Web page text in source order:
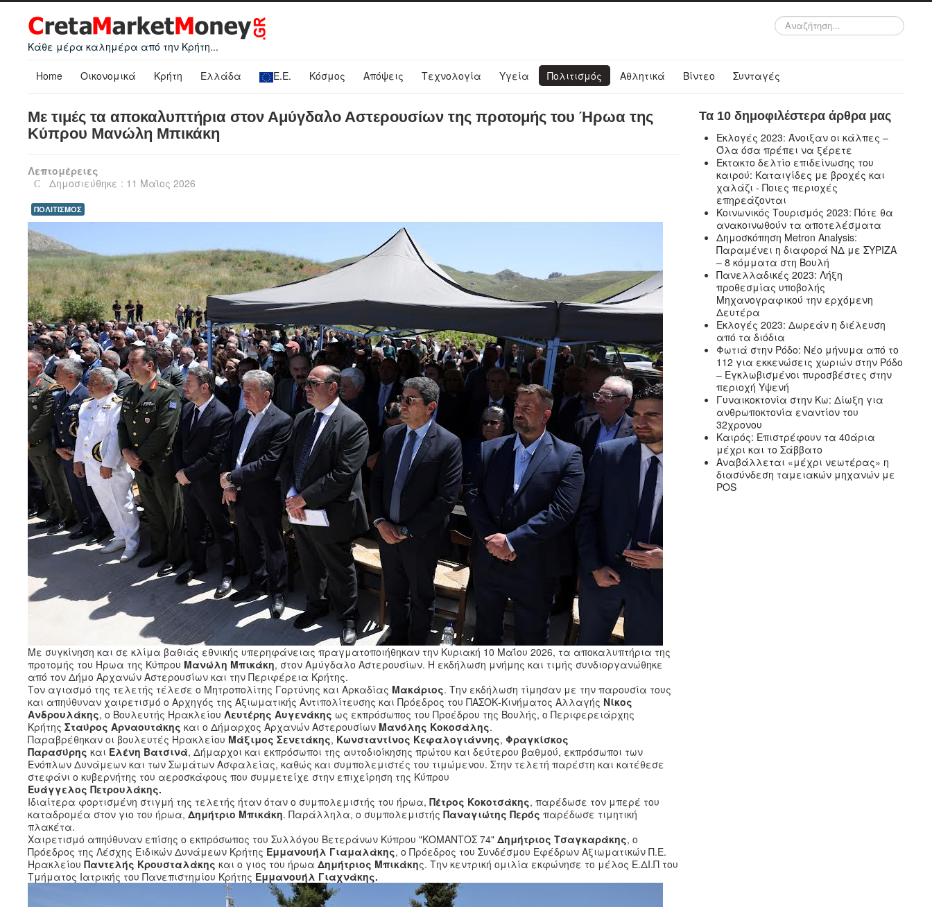
Κάθε μέρα καλημέρα από την Κρήτη...
Αναζήτηση...
Home Οικονομικά Κρήτη Ελλάδα Ε.Ε. Κόσμος Απόψεις Τεχνολογία Υγεία Πολιτισμός Αθλητικά Βίντεο Συνταγές
Με τιμές τα αποκαλυπτήρια στον Αμύγδαλο Αστερουσίων της προτομής του Ήρωα της
Κύπρου Μανώλη Μπικάκη
Λεπτομέρειες
Δημοσιεύθηκε : 11 Μαϊος 2026
ΠΟΛΙΤΙΣΜΟΣ
Με συγκίνηση και σε κλίμα βαθιάς εθνικής υπερηφάνειας πραγματοποιήθηκαν την Κυριακή 10 Μαΐου 2026, τα αποκαλυπτήρια της
προτομής του Ήρωα της Κύπρου Μανώλη Μπικάκη, στον Αμύγδαλο Αστερουσίων. Η εκδήλωση μνήμης και τιμής συνδιοργανώθηκε
από τον Δήμο Αρχανών Αστερουσίων και την Περιφέρεια Κρήτης.
Τον αγιασμό της τελετής τέλεσε ο Μητροπολίτης Γορτύνης και Αρκαδίας Μακάριος. Την εκδήλωση τίμησαν με την παρουσία τους
και απηύθυναν χαιρετισμό ο Αρχηγός της Αξιωματικής Αντιπολίτευσης και Πρόεδρος του ΠΑΣΟΚ-Κινήματος Αλλαγής Νίκος
Ανδρουλάκης, ο Βουλευτής Ηρακλείου Λευτέρης Αυγενάκης ως εκπρόσωπος του Προέδρου της Βουλής, ο Περιφερειάρχης
Κρήτης Σταύρος Αρναουτάκης και ο Δήμαρχος Αρχανών Αστερουσίων Μανόλης Κοκοσάλης.
Παραβρέθηκαν οι βουλευτές Ηρακλείου Μάξιμος Σενετάκης, Κωνσταντίνος Κεφαλογιάννης, Φραγκίσκος
Παρασύρης και Ελένη Βατσινά, Δήμαρχοι και εκπρόσωποι της αυτοδιοίκησης πρώτου και δεύτερου βαθμού, εκπρόσωποι των
Ενόπλων Δυνάμεων και των Σωμάτων Ασφαλείας, καθώς και συμπολεμιστές του τιμώμενου. Στην τελετή παρέστη και κατέθεσε
στεφάνι ο κυβερνήτης του αεροσκάφους που συμμετείχε στην επιχείρηση της Κύπρου
Ευάγγελος Πετρουλάκης.
Ιδιαίτερα φορτισμένη στιγμή της τελετής ήταν όταν ο συμπολεμιστής του ήρωα, Πέτρος Κοκοτσάκης, παρέδωσε τον μπερέ του
καταδρομέα στον γιο του ήρωα, Δημήτριο Μπικάκη. Παράλληλα, ο συμπολεμιστής Παναγιώτης Περός παρέδωσε τιμητική
πλακέτα.
Χαιρετισμό απηύθυναν επίσης ο εκπρόσωπος του Συλλόγου Βετεράνων Κύπρου "ΚΟΜΑΝΤΟΣ 74" Δημήτριος Τσαγκαράκης, ο
Πρόεδρος της Λέσχης Ειδικών Δυνάμεων Κρήτης Εμμανουήλ Γιαμαλάκης, ο Πρόεδρος του Συνδέσμου Εφέδρων Αξιωματικών Π.Ε.
Ηρακλείου Παντελής Κρουσταλάκης και ο γιος του ήρωα Δημήτριος Μπικάκης. Την κεντρική ομιλία εκφώνησε το μέλος Ε.ΔΙ.Π του
Τμήματος Ιατρικής του Πανεπιστημίου Κρήτης Εμμανουήλ Γιαχνάκης.
Τα 10 δημοφιλέστερα άρθρα μας
Εκλογές 2023: Άνοιξαν οι κάλπες –
Όλα όσα πρέπει να ξέρετε
Έκτακτο δελτίο επιδείνωσης του
καιρού: Καταιγίδες με βροχές και
χαλάζι - Ποιες περιοχές
επηρεάζονται
Κοινωνικός Τουρισμός 2023: Πότε θα
ανακοινωθούν τα αποτελέσματα
Δημοσκόπηση Metron Analysis:
Παραμένει η διαφορά ΝΔ με ΣΥΡΙΖΑ
– 8 κόμματα στη Βουλή
Πανελλαδικές 2023: Λήξη
προθεσμίας υποβολής
Μηχανογραφικού την ερχόμενη
Δευτέρα
Εκλογές 2023: Δωρεάν η διέλευση
από τα διόδια
Φωτιά στην Ρόδο: Νέο μήνυμα από το
112 για εκκενώσεις χωριών στην Ρόδο
– Εγκλωβισμένοι πυροσβέστες στην
περιοχή Υψενή
Γυναικοκτονία στην Κω: Δίωξη για
ανθρωποκτονία εναντίον του
32χρονου
Καιρός: Επιστρέφουν τα 40άρια
μέχρι και το Σάββατο
Αναβάλλεται «μέχρι νεωτέρας» η
διασύνδεση ταμειακών μηχανών με
POS